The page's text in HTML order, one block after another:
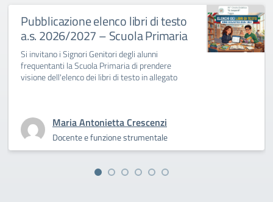
Pubblicazione elenco libri di testo
a.s. 2026/2027 – Scuola Primaria
Si invitano i Signori Genitori degli alunni
frequentanti la Scuola Primaria di prendere
visione dell'elenco dei libri di testo in allegato
Maria Antonietta Crescenzi
Docente e funzione strumentale